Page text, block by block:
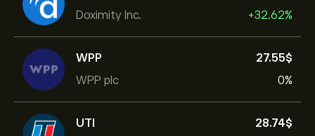
Doximity Inc.
+32.62%
WPP
WPP plc
27.55‎$‎
0%
UTI
28.74‎$‎